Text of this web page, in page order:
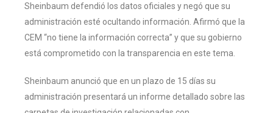
Sheinbaum defendió los datos oficiales y negó que su
administración esté ocultando información. Afirmó que la
CEM “no tiene la información correcta” y que su gobierno
está comprometido con la transparencia en este tema.
Sheinbaum anunció que en un plazo de 15 días su
administración presentará un informe detallado sobre las